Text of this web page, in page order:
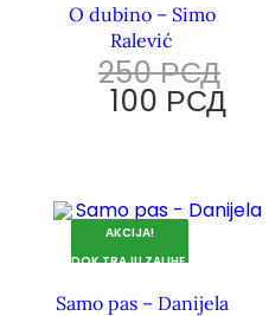
O dubino – Simo
Ralević
250РСД
100 РСД
AKCIJA!
DOK TRAJU ZALIHE.
Samo pas – Danijela